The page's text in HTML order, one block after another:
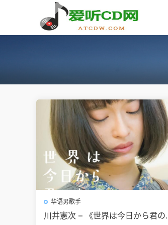
华语男歌手
川井憲次 – 《世界は今日から君の